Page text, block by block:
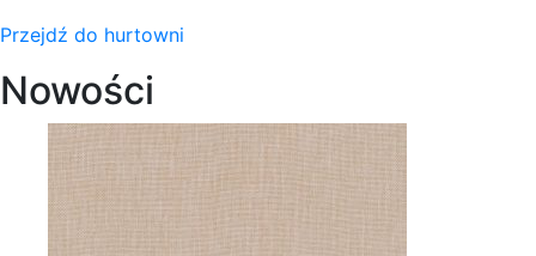
Przejdź do hurtowni
Nowości